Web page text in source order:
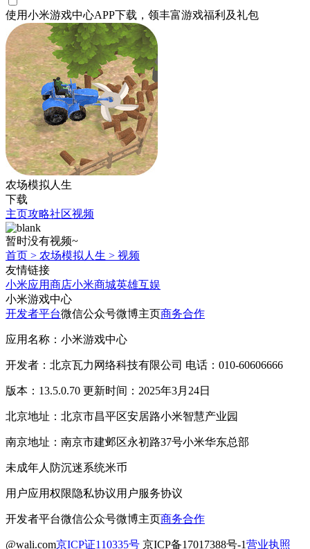
使用小米游戏中心APP下载 ，领丰富游戏福利 及礼包
农场模拟人生
下载
主页攻略社区视频
暂时没有视频~
首页 > 农场模拟人生 > 视频
友情链接
小米应用商店小米商城英雄互娱
小米游戏中心
开发者平台微信公众号微博主页商务合作
应用名称：小米游戏中心
开发者：北京瓦力网络科技有限公司 电话：010-60606666
版本：13.5.0.70 更新时间：2025年3月24日
北京地址：北京市昌平区安居路小米智慧产业园
南京地址：南京市建邺区永初路37号小米华东总部
未成年人防沉迷系统米币
用户应用权限隐私协议用户服务协议
开发者平台微信公众号微博主页商务合作
@wali.com京ICP证110335号 京ICP备17017388号-1营业执照